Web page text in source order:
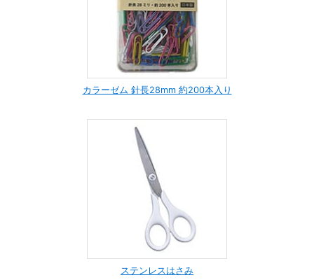
カラーゼム 針長28mm 約200本入り
ステンレスはさみ